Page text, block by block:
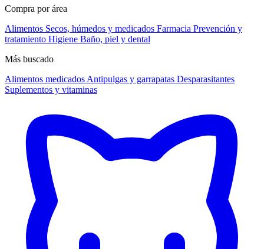
Compra por área
Alimentos Secos, húmedos y medicados Farmacia Prevención y
tratamiento Higiene Baño, piel y dental
Más buscado
Alimentos medicados Antipulgas y garrapatas Desparasitantes
Suplementos y vitaminas